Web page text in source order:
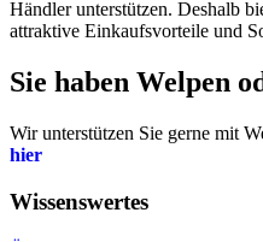
Händler unterstützen. Deshalb
attraktive Einkaufsvorteile und
Sie haben Welpen
Wir unterstützen Sie gerne mit
hier
Wissenswertes